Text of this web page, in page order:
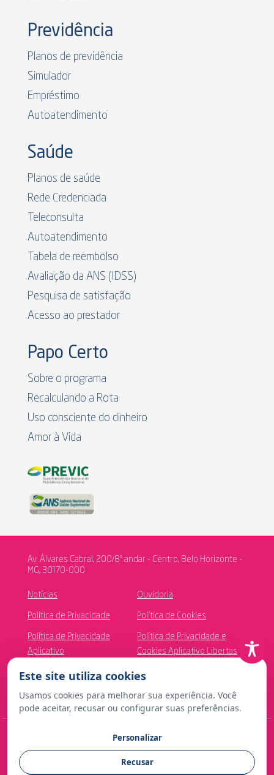
Previdência
Planos de previdência
Simulador
Empréstimo
Autoatendimento
Saúde
Planos de saúde
Rede Credenciada
Teleconsulta
Autoatendimento
Tabela de reembolso
Avaliação da ANS (IDSS)
Pesquisa de satisfação
Acesso ao prestador
Papo Certo
Sobre o programa
Recalculando a Rota
Uso consciente do dinheiro
Amor à Vida
Av. Álvares Cabral, 200/8º andar - Centro, Belo Horizonte -
MG, 30170-000
Notícias Ouvidoria
Política de Privacidade Política de Cookies
Política de Privacidade
Aplicativo
Política de Privacidade e
Cookies Aplicativo Libertas
Contato para imprensa:
Este site utiliza cookies
Usamos cookies para melhorar sua experiência. Você
pode aceitar, recusar ou configurar suas preferências.
Personalizar
Recusar